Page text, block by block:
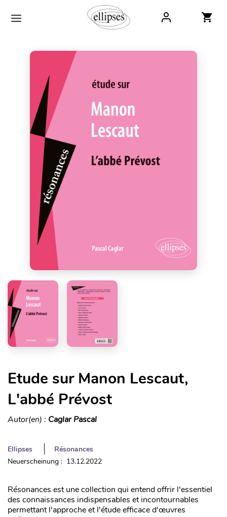
Etude sur Manon Lescaut,
L'abbé Prévost
Autor(en) : Caglar Pascal
Ellipses
Résonances
Neuerscheinung : 13.12.2022
Résonances est une collection qui entend offrir l'essentiel
des connaissances indispensables et incontournables
permettant l'approche et l'étude efficace d'œuvres